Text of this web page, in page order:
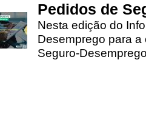
Pedidos de
Nesta edição do
Desemprego para
Seguro-